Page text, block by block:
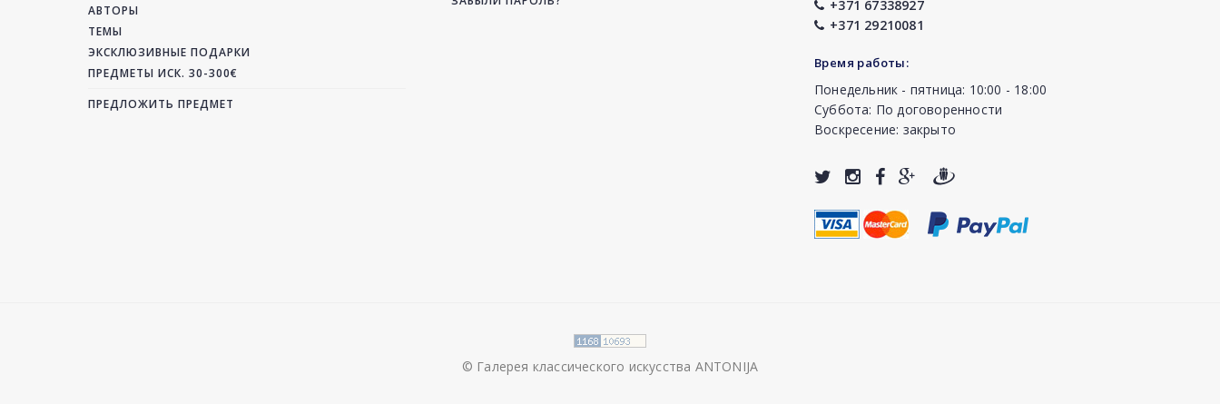
АВТОРЫ
ТЕМЫ
ЭКСКЛЮЗИВНЫЕ ПОДАРКИ
ПРЕДМЕТЫ ИСК. 30-300€
ПРЕДЛОЖИТЬ ПРЕДМЕТ
+371 67338927
+371 29210081
Время работы:
Понедельник - пятница: 10:00 - 18:00
Суббота: По договоренности
Воскресение: закрыто
© Галерея классического искусства ANTONIJA